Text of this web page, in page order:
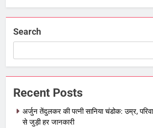
Search
Recent Posts
अर्जुन तेंदुलकर की पत्नी सानिया चंडोक: उम्र,
से जुड़ी हर जानकारी